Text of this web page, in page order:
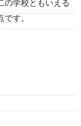
の学校ともいえる
す。